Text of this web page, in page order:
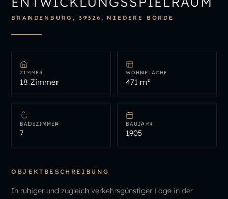
BRANDENBURG, 39326, NIEDERE BÖRDE
ZIMMER
18 Zimmer
WOHNFLÄCHE
471 m²
BADEZIMMER
7
BAUJAHR
1905
OBJEKTBESCHREIBUNG
In ruhiger und zugleich verkehrsgünstiger Lage in der